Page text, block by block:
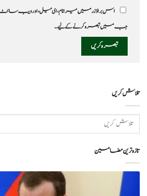
اس براؤزر میں میرا نام، ای میل، اور ویب سائٹ
جب میں تبصرہ کرنے کےلیے۔
تلاش کریں
تازہ ترین مضامین